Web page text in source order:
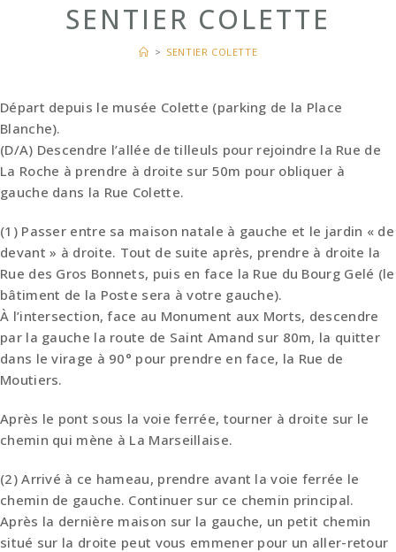
SENTIER COLETTE
> SENTIER COLETTE
Départ depuis le musée Colette (parking de la Place
Blanche).
(D/A) Descendre l’allée de tilleuls pour rejoindre la Rue de
La Roche à prendre à droite sur 50m pour obliquer à
gauche dans la Rue Colette.
(1) Passer entre sa maison natale à gauche et le jardin « de
devant » à droite. Tout de suite après, prendre à droite la
Rue des Gros Bonnets, puis en face la Rue du Bourg Gelé (le
bâtiment de la Poste sera à votre gauche).
À l’intersection, face au Monument aux Morts, descendre
par la gauche la route de Saint Amand sur 80m, la quitter
dans le virage à 90° pour prendre en face, la Rue de
Moutiers.
Après le pont sous la voie ferrée, tourner à droite sur le
chemin qui mène à La Marseillaise.
(2) Arrivé à ce hameau, prendre avant la voie ferrée le
chemin de gauche. Continuer sur ce chemin principal.
Après la dernière maison sur la gauche, un petit chemin
situé sur la droite peut vous emmener pour un aller-retour